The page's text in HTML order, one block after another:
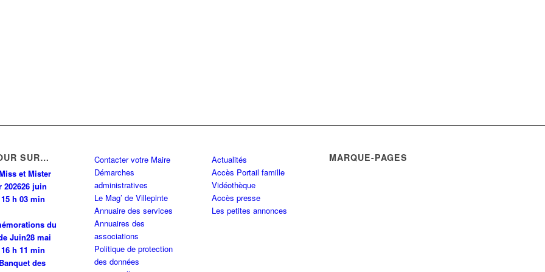
0 km
93420 VILLEPINTE
0 km
SUR…
et Mister
202626 juin
h 03 min
du
Juin28 mai
h 11 min
Banquet des
Contacter votre Maire
Démarches
administratives
Le Mag’ de Villepinte
Annuaire des services
Annuaires des
associations
Politique de protection
des données
Actualités
Accès Portail famille
Vidéothèque
Accès presse
Les petites annonces
MARQUE-PAGES